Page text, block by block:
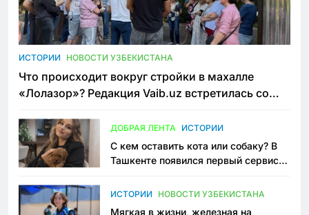
ИСТОРИИ НОВОСТИ УЗБЕКИСТАНА
Что происходит вокруг стройки в махалле
«Лолазор»? Редакция Vaib.uz встретилась со
ДОБРАЯ ЛЕНТА ИСТОРИИ
С кем оставить кота или собаку? В
Ташкенте появился первый сервис
ИСТОРИИ НОВОСТИ УЗБЕКИСТАНА
Мягкая в жизни, железная на